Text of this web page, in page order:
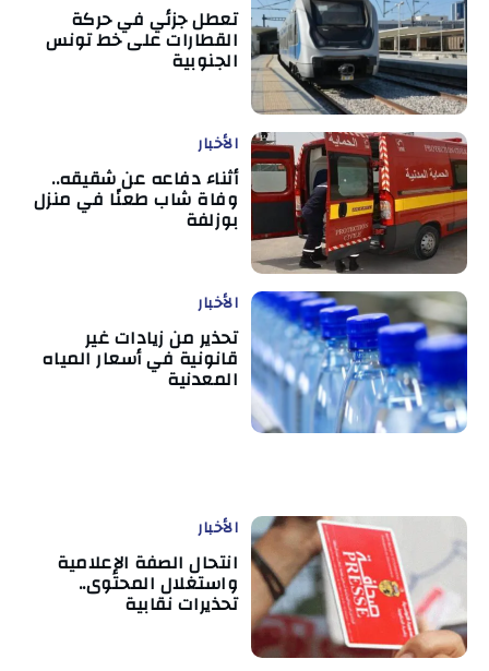
تعطل جزئي في حركة
القطارات على خط تونس
الجنوبية
الأخبار
أثناء دفاعه عن شقيقه..
وفاة شاب طعنًا في منزل
بوزلفة
الأخبار
تحذير من زيادات غير
قانونية في أسعار المياه
المعدنية
الأخبار
انتحال الصفة الإعلامية
واستغلال المحتوى..
تحذيرات نقابية